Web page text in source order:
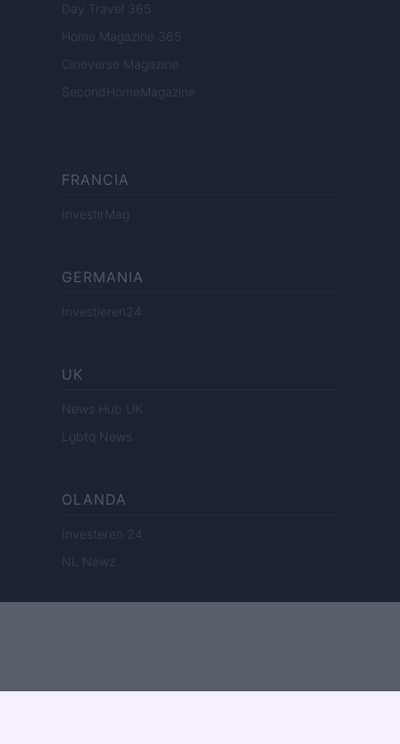
Day Travel 365
Home Magazine 365
Cineverse Magazine
SecondHomeMagazine
FRANCIA
InvestirMag
GERMANIA
Investieren24
UK
News Hub UK
Lgbtq News
OLANDA
Investeren 24
NL Newz